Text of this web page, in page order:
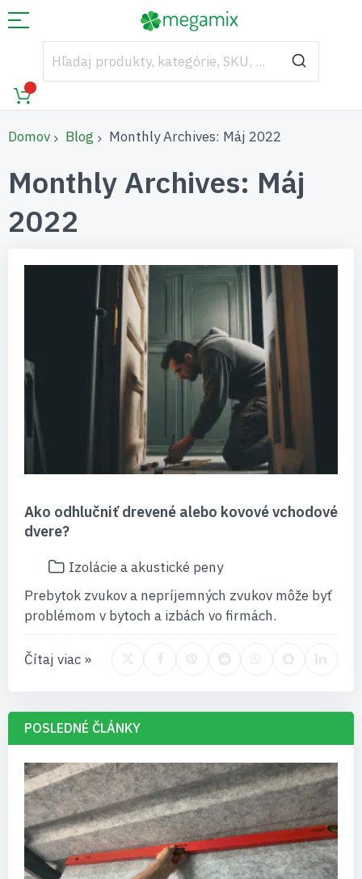
Domov Blog Monthly Archives: Máj 2022
Monthly Archives: Máj
2022
Ako odhlučniť drevené alebo kovové vchodové
dvere?
Izolácie a akustické peny
Prebytok zvukov a nepríjemných zvukov môže byť
problémom v bytoch a izbách vo firmách.
Čítaj viac »
POSLEDNÉ ČLÁNKY